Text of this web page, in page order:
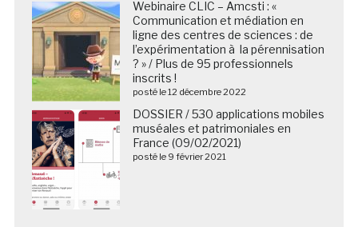
Webinaire CLIC – Amcsti : «
Communication et médiation en
ligne des centres de sciences : de
l’expérimentation à la pérennisation
? » / Plus de 95 professionnels
inscrits !
posté le 12 décembre 2022
DOSSIER / 530 applications mobiles
muséales et patrimoniales en
France (09/02/2021)
posté le 9 février 2021